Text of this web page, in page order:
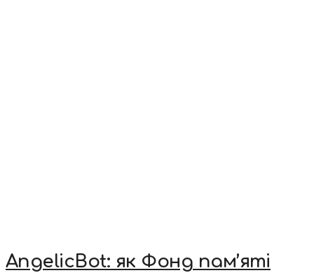
AngelicBot: як Фонд пам’яті